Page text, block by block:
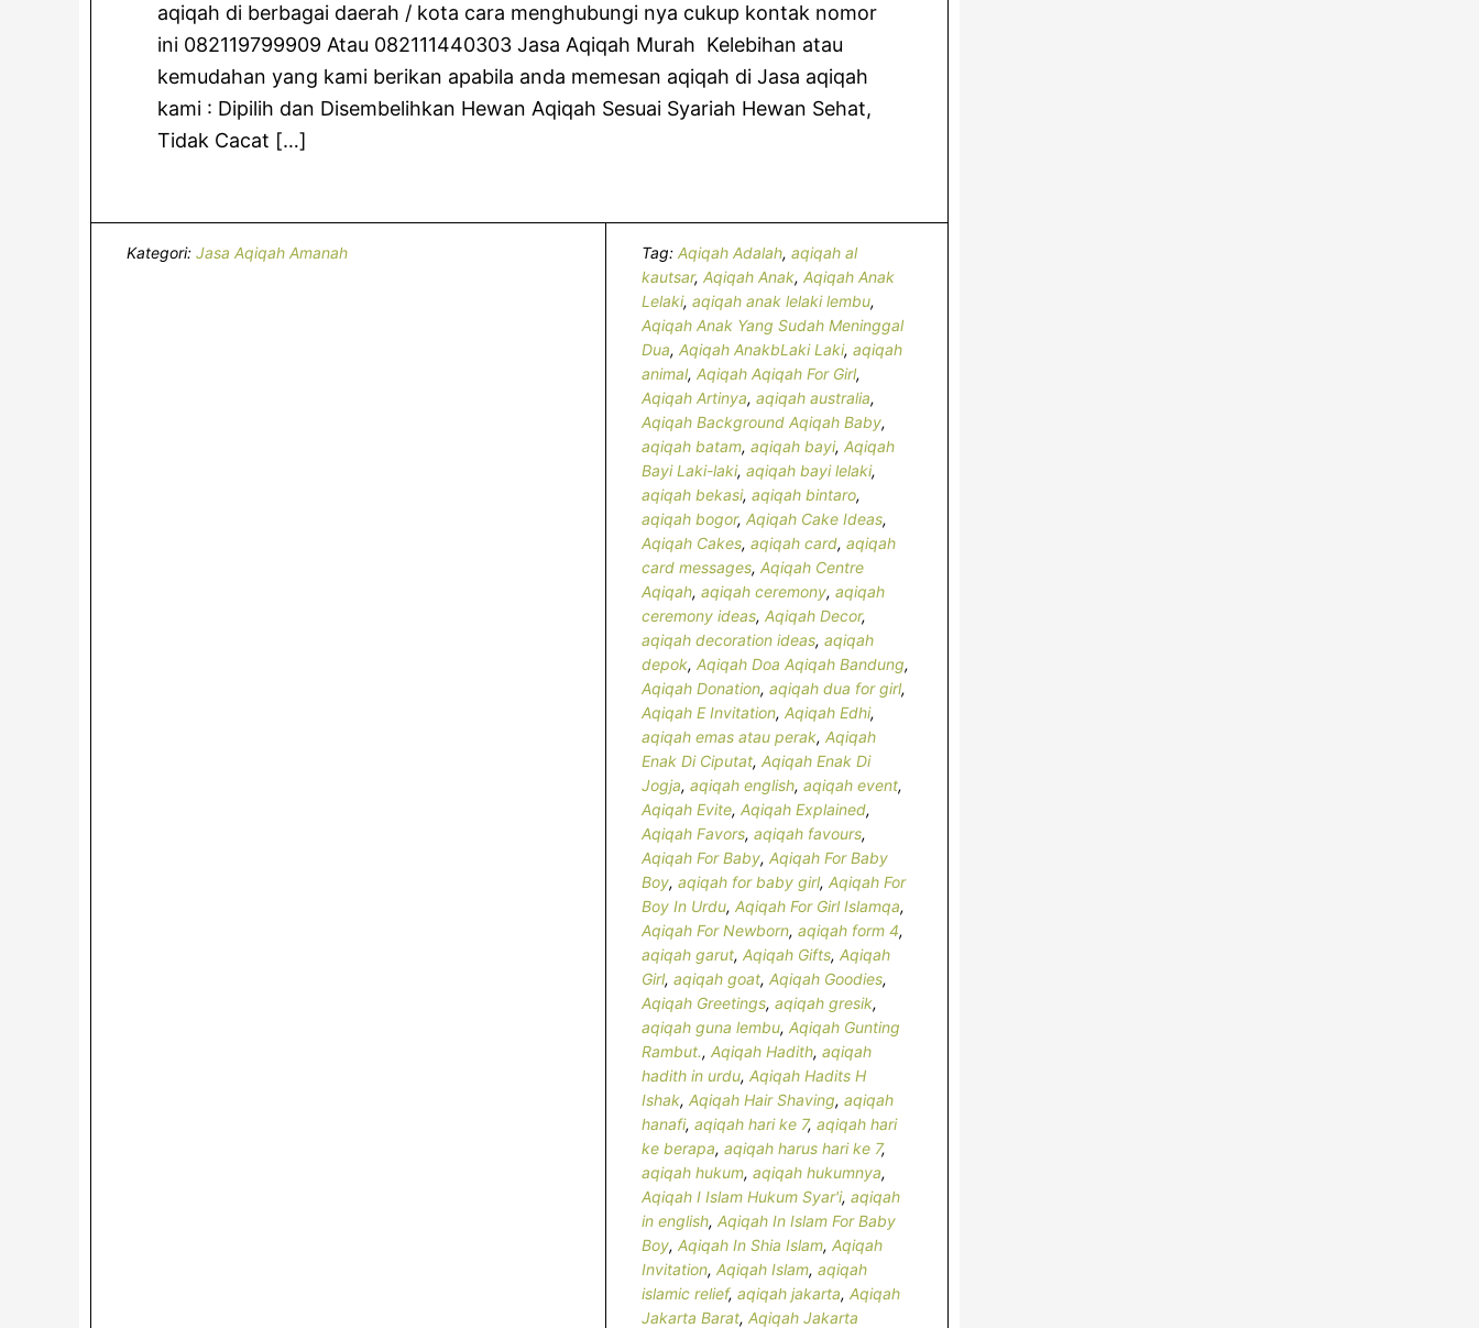
aqiqah di berbagai daerah / kota cara menghubungi nya cukup kontak nomor
ini 082119799909 Atau 082111440303 Jasa Aqiqah Murah Kelebihan atau
kemudahan yang kami berikan apabila anda memesan aqiqah di Jasa aqiqah
kami : Dipilih dan Disembelihkan Hewan Aqiqah Sesuai Syariah Hewan Sehat,
Tidak Cacat […]
Kategori: Jasa Aqiqah Amanah Tag: Aqiqah Adalah, aqiqah al
kautsar, Aqiqah Anak, Aqiqah Anak
Lelaki, aqiqah anak lelaki lembu,
Aqiqah Anak Yang Sudah Meninggal
Dua, Aqiqah AnakbLaki Laki, aqiqah
animal, Aqiqah Aqiqah For Girl,
Aqiqah Artinya, aqiqah australia,
Aqiqah Background Aqiqah Baby,
aqiqah batam, aqiqah bayi, Aqiqah
Bayi Laki-laki, aqiqah bayi lelaki,
aqiqah bekasi, aqiqah bintaro,
aqiqah bogor, Aqiqah Cake Ideas,
Aqiqah Cakes, aqiqah card, aqiqah
card messages, Aqiqah Centre
Aqiqah, aqiqah ceremony, aqiqah
ceremony ideas, Aqiqah Decor,
aqiqah decoration ideas, aqiqah
depok, Aqiqah Doa Aqiqah Bandung,
Aqiqah Donation, aqiqah dua for girl,
Aqiqah E Invitation, Aqiqah Edhi,
aqiqah emas atau perak, Aqiqah
Enak Di Ciputat, Aqiqah Enak Di
Jogja, aqiqah english, aqiqah event,
Aqiqah Evite, Aqiqah Explained,
Aqiqah Favors, aqiqah favours,
Aqiqah For Baby, Aqiqah For Baby
Boy, aqiqah for baby girl, Aqiqah For
Boy In Urdu, Aqiqah For Girl Islamqa,
Aqiqah For Newborn, aqiqah form 4,
aqiqah garut, Aqiqah Gifts, Aqiqah
Girl, aqiqah goat, Aqiqah Goodies,
Aqiqah Greetings, aqiqah gresik,
aqiqah guna lembu, Aqiqah Gunting
Rambut., Aqiqah Hadith, aqiqah
hadith in urdu, Aqiqah Hadits H
Ishak, Aqiqah Hair Shaving, aqiqah
hanafi, aqiqah hari ke 7, aqiqah hari
ke berapa, aqiqah harus hari ke 7,
aqiqah hukum, aqiqah hukumnya,
Aqiqah I Islam Hukum Syar'i, aqiqah
in english, Aqiqah In Islam For Baby
Boy, Aqiqah In Shia Islam, Aqiqah
Invitation, Aqiqah Islam, aqiqah
islamic relief, aqiqah jakarta, Aqiqah
Jakarta Barat, Aqiqah Jakarta